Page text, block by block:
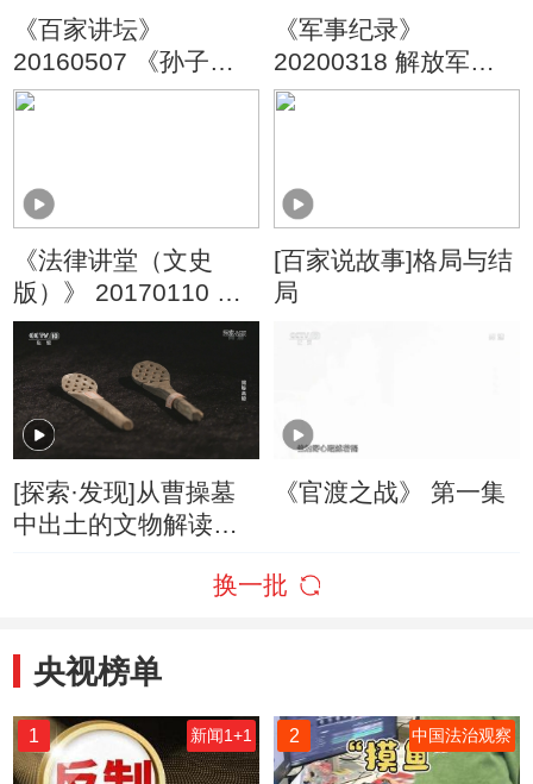
《百家讲坛》
20160507 《孙子兵
法》（第三部） 7 利
《军事纪录》
20200318 解放军经
典战术·铁血阻击
《法律讲堂（文史
版）》 20170110 诸
葛亮之道（十一）攻
[百家说故事]格局与结
局
[探索·发现]从曹操墓
中出土的文物解读东
《官渡之战》 第一集
换一批
央视榜单
1 新闻1+1 2 中国法治观察